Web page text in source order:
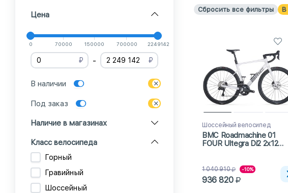
Сбросить все фильтры В
Шоссейный велосипед
BMC Roadmachine 01
FOUR Ultegra Di2 2x12
1 040 910 -10%
936 820
Цена
0 70000 150000 700000 2249142
₽ - ₽
В наличии
Под заказ
Наличие в магазинах
Класс велосипеда
Горный
Гравийный
Шоссейный